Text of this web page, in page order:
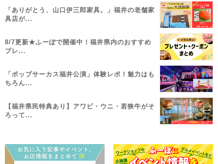
「ありがとう、山口伊三郎家具。」福井の老舗家
具店が...
8/7更新★ふーぽで開催中！福井県内のおすすめ
プレ...
「ポップサーカス福井公演」体験レポ！魅力はも
ちろん...
【福井県民特典あり】アワビ・ウニ・若狭牛がそ
ろって...